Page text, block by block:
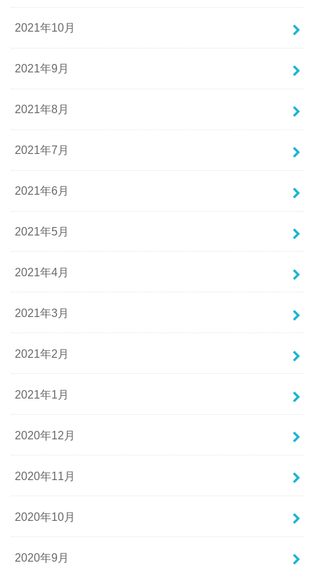
2021年10月
2021年9月
2021年8月
2021年7月
2021年6月
2021年5月
2021年4月
2021年3月
2021年2月
2021年1月
2020年12月
2020年11月
2020年10月
2020年9月